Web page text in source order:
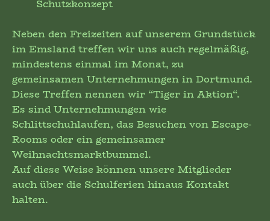
Schutzkonzept
Neben den Freizeiten auf unserem Grundstück
im Emsland treffen wir uns auch regelmäßig,
mindestens einmal im Monat, zu
gemeinsamen Unternehmungen in Dortmund.
Diese Treffen nennen wir “Tiger in Aktion“.
Es sind Unternehmungen wie
Schlittschuhlaufen, das Besuchen von Escape-
Rooms oder ein gemeinsamer
Weihnachtsmarktbummel.
Auf diese Weise können unsere Mitglieder
auch über die Schulferien hinaus Kontakt
halten.